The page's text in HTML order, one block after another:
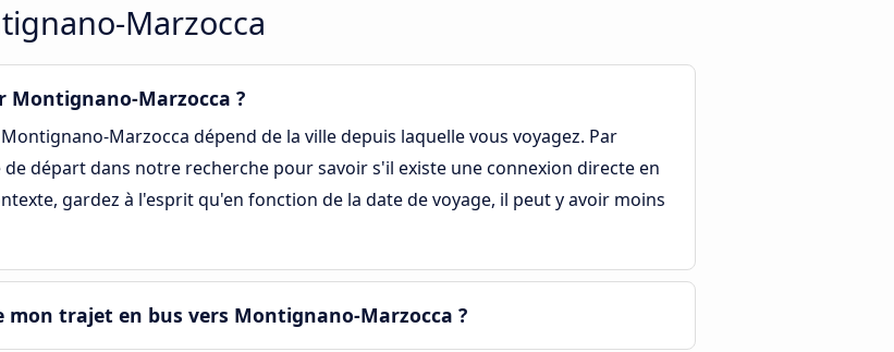
Marzocca
Montignano-Marzocca ?
Marzocca dépend de la ville depuis laquelle vous voyagez. Par
départ dans notre recherche pour savoir s'il existe une connexion directe en
gardez à l'esprit qu'en fonction de la date de voyage, il peut y avoir moins
mon trajet en bus vers Montignano-Marzocca ?